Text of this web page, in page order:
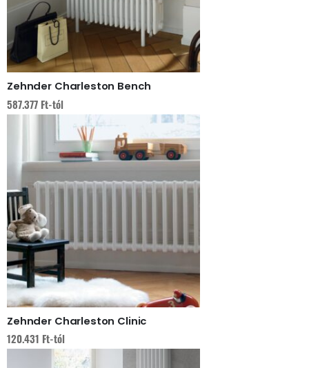
Zehnder Charleston Bench
587.377 Ft-tól
Zehnder Charleston Clinic
120.431 Ft-tól